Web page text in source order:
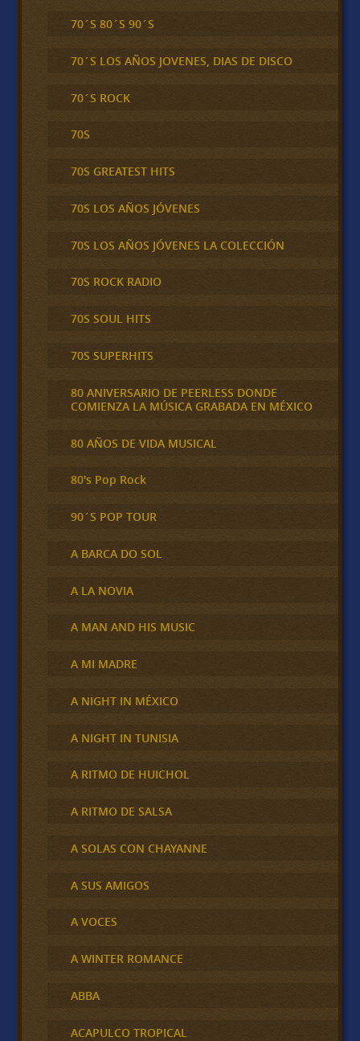
70´S 80´S 90´S
70´S LOS AÑOS JOVENES, DIAS DE DISCO
70´S ROCK
70S
70S GREATEST HITS
70S LOS AÑOS JÓVENES
70S LOS AÑOS JÓVENES LA COLECCIÓN
70S ROCK RADIO
70S SOUL HITS
70S SUPERHITS
80 ANIVERSARIO DE PEERLESS DONDE
COMIENZA LA MÚSICA GRABADA EN MÉXICO
80 AÑOS DE VIDA MUSICAL
80's Pop Rock
90´S POP TOUR
A BARCA DO SOL
A LA NOVIA
A MAN AND HIS MUSIC
A MI MADRE
A NIGHT IN MÉXICO
A NIGHT IN TUNISIA
A RITMO DE HUICHOL
A RITMO DE SALSA
A SOLAS CON CHAYANNE
A SUS AMIGOS
A VOCES
A WINTER ROMANCE
ABBA
ACAPULCO TROPICAL